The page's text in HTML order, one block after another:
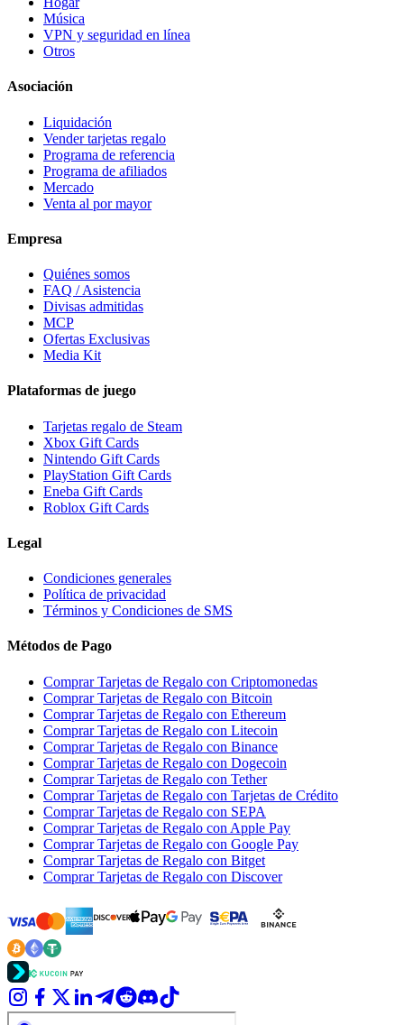
Música
VPN y seguridad en línea
Otros
Asociación
Liquidación
Vender tarjetas regalo
Programa de referencia
Programa de afiliados
Mercado
Venta al por mayor
Empresa
Quiénes somos
FAQ / Asistencia
Divisas admitidas
MCP
Ofertas Exclusivas
Media Kit
Plataformas de juego
Tarjetas regalo de Steam
Xbox Gift Cards
Nintendo Gift Cards
PlayStation Gift Cards
Eneba Gift Cards
Roblox Gift Cards
Legal
Condiciones generales
Política de privacidad
Términos y Condiciones de SMS
Métodos de Pago
Comprar Tarjetas de Regalo con Criptomonedas
Comprar Tarjetas de Regalo con Bitcoin
Comprar Tarjetas de Regalo con Ethereum
Comprar Tarjetas de Regalo con Litecoin
Comprar Tarjetas de Regalo con Binance
Comprar Tarjetas de Regalo con Dogecoin
Comprar Tarjetas de Regalo con Tether
Comprar Tarjetas de Regalo con Tarjetas de Crédito
Comprar Tarjetas de Regalo con SEPA
Comprar Tarjetas de Regalo con Apple Pay
Comprar Tarjetas de Regalo con Google Pay
Comprar Tarjetas de Regalo con Bitget
Comprar Tarjetas de Regalo con Discover